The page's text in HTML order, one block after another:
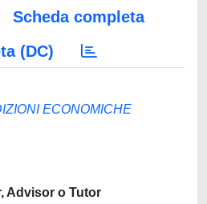
Scheda completa
(DC)
ECONOMICHE
Advisor o Tutor